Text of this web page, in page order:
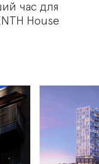
час для
House